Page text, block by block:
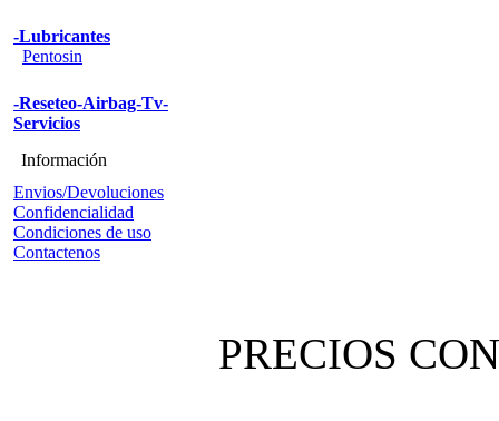
-Lubricantes
Pentosin
-Reseteo-Airbag-Tv-
Servicios
Información
Envios/Devoluciones
Confidencialidad
Condiciones de uso
Contactenos
PRECIOS